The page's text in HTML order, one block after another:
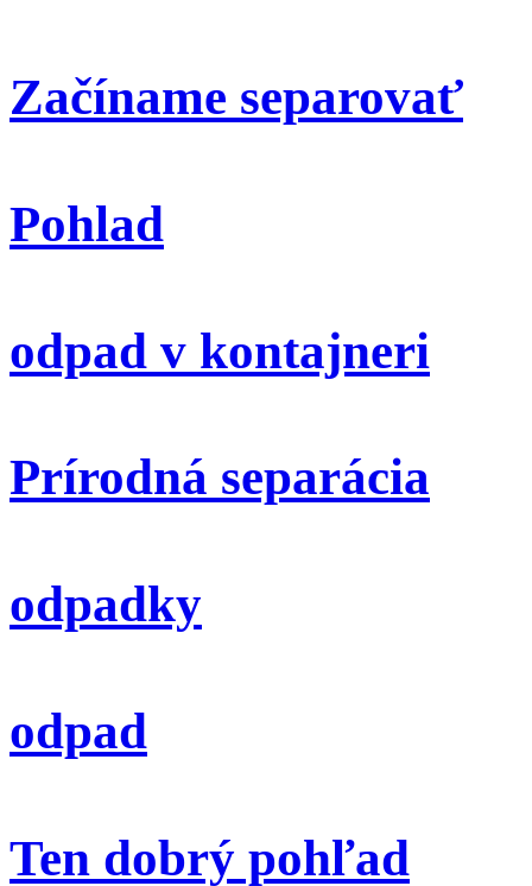
Začíname separovať
Pohlad
odpad v kontajneri
Prírodná separácia
odpadky
odpad
Ten dobrý pohľad